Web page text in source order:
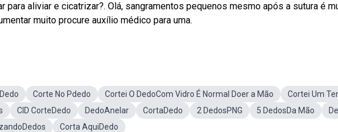
para aliviar e cicatrizar?. Olá, sangramentos pequenos mesmo após a sutura é
muito procure auxílio médico para uma.
Corte No Pdedo Cortei O DedoCom Vidro É Normal Doer a Mão
Cortei Um
CID CorteDedo DedoAnelar CortaDedo 2 DedosPNG 5 DedosDa Mão
Corta AquiDedo